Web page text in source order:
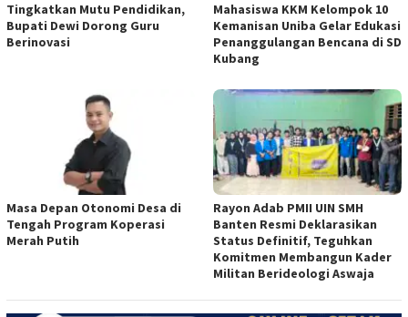
Tingkatkan Mutu Pendidikan,
Bupati Dewi Dorong Guru
Berinovasi
Mahasiswa KKM Kelompok 10
Kemanisan Uniba Gelar Edukasi
Penanggulangan Bencana di SD
Kubang
Masa Depan Otonomi Desa di
Tengah Program Koperasi
Merah Putih
Rayon Adab PMII UIN SMH
Banten Resmi Deklarasikan
Status Definitif, Teguhkan
Komitmen Membangun Kader
Militan Berideologi Aswaja